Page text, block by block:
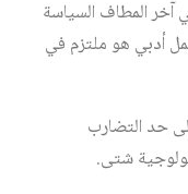
آخر المطاف السياسة
أدبي هو ملتزم في
حد التضارب
شتى.